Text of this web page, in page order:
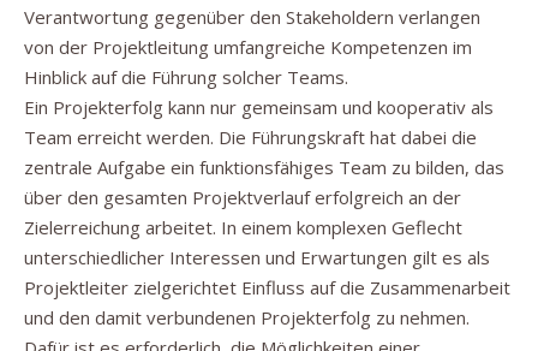
Verantwortung gegenüber den Stakeholdern verlangen
von der Projektleitung umfangreiche Kompetenzen im
Hinblick auf die Führung solcher Teams.
Ein Projekterfolg kann nur gemeinsam und kooperativ als
Team erreicht werden. Die Führungskraft hat dabei die
zentrale Aufgabe ein funktionsfähiges Team zu bilden, das
über den gesamten Projektverlauf erfolgreich an der
Zielerreichung arbeitet. In einem komplexen Geflecht
unterschiedlicher Interessen und Erwartungen gilt es als
Projektleiter zielgerichtet Einfluss auf die Zusammenarbeit
und den damit verbundenen Projekterfolg zu nehmen.